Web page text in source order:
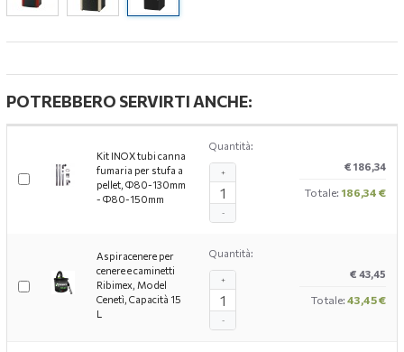
POTREBBERO SERVIRTI ANCHE:
Kit INOX tubi canna
fumaria per stufa a
pellet, Ф80-130mm
- Ф80-150mm
Quantità:
-
+ € 186,34
Totale: 186,34 €
Aspiracenere per
cenere e caminetti
Ribimex, Model
Cenetì, Capacità 15
L
Quantità:
-
+ € 43,45
Totale: 43,45 €